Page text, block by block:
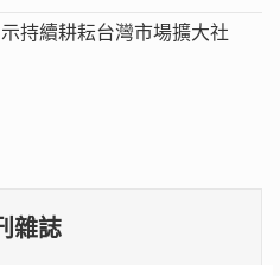
持續耕耘台灣市場擴大社
雜誌